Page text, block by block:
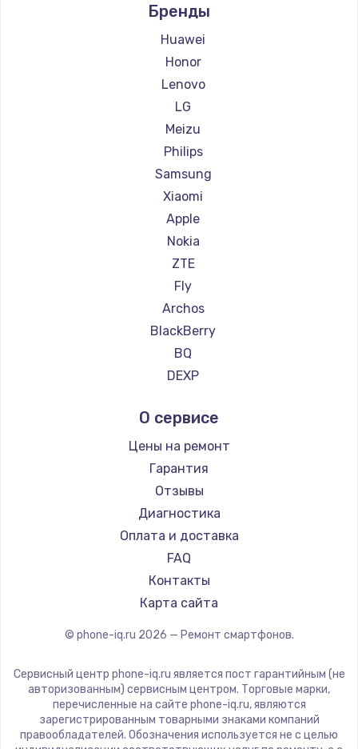
Замена HDMI
600 руб.
Ремонт смартфонов Ginzzu
Ремонт смартфонов Highscreen
Ремонт смартфонов Irbis
Ремонт смартфонов Kyocera
Ремонт смартфонов LeEco
Ремонт смартфонов OnePlus
Ремонт смартфонов teXet
Ремонт смартфонов Motorola
Ремонт смартфонов Prestigio
Ремонт смартфонов Vertex
Ремонт смартфонов Microsoft
Ремонт смартфонов Sharp
Ремонт смартфонов Elephone
Ремонт смартфонов BlackView
Ремонт смартфонов Google
Ремонт смартфонов Vertu
Ремонт смартфонов Tp-Link
Ремонт смартфонов Nubia
Ремонт смартфонов Land Rover
Ремонт смартфонов Acer
Ремонт смартфонов HP
Ремонт смартфонов Poco
Ремонт смартфонов HTC
Ремонт смартфонов Blackmagic
Ремонт смартфонов Nothing
Ремонт смартфонов iQOO
Бренды
Huawei
Honor
Lenovo
LG
Meizu
Philips
Samsung
Xiaomi
Apple
Nokia
ZTE
Fly
Archos
BlackBerry
BQ
DEXP
Ginzzu
Highscreen
Irbis
Kyocera
LeEco
OnePlus
teXet
Motorola
Prestigio
Elephone
BlackView
Google
О сервисе
Цены на ремонт
Гарантия
Отзывы
Диагностика
Оплата и доставка
FAQ
Контакты
Карта сайта
© phone-iq.ru 2026 — Ремонт смартфонов.
Сервисный центр phone-iq.ru является пост гарантийным (не
авторизованным) сервисным центром. Торговые марки,
перечисленные на сайте phone-iq.ru, являются
зарегистрированным товарными знаками компаний
правообладателей. Обозначения используется не с целью